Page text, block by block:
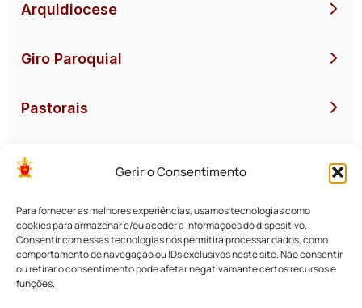
Gerir o Consentimento
Para fornecer as melhores experiências, usamos tecnologias como
cookies para armazenar e/ou aceder a informações do dispositivo.
Consentir com essas tecnologias nos permitirá processar dados, como
comportamento de navegação ou IDs exclusivos neste site. Não consentir
ou retirar o consentimento pode afetar negativamante certos recursos e
funções.
Arquidiocese
Giro Paroquial
Pastorais
Comissões
CNBB
Vatican News
Giro Paroquial